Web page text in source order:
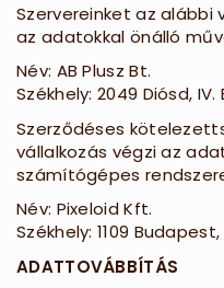
Szervereinket az alábbi
az adatokkal önálló
Név: AB Plusz Bt.
Székhely: 2049 Diósd, IV.
Szerződéses
vállalkozás végzi az
számítógépes
Név: Pixeloid Kft.
Székhely: 1109
ADATTOVÁBBÍTÁS